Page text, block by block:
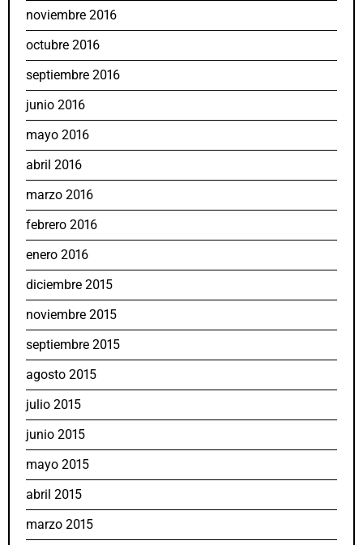
noviembre 2016
octubre 2016
septiembre 2016
junio 2016
mayo 2016
abril 2016
marzo 2016
febrero 2016
enero 2016
diciembre 2015
noviembre 2015
septiembre 2015
agosto 2015
julio 2015
junio 2015
mayo 2015
abril 2015
marzo 2015